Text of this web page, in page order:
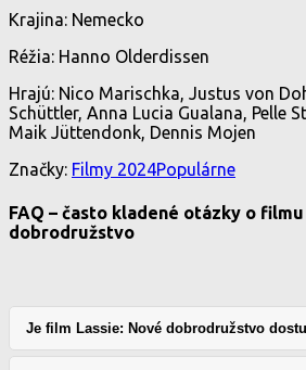
Krajina: Nemecko
Réžia: Hanno Olderdissen
Hrajú: Nico Marischka, Justus von
Schüttler, Anna Lucia Gualana, Pelle
Maik Jüttendonk, Dennis Mojen
Značky: Filmy 2024Populárne
FAQ – často kladené otázky o
dobrodružstvo
Je film Lassie: Nové dobrodružstvo